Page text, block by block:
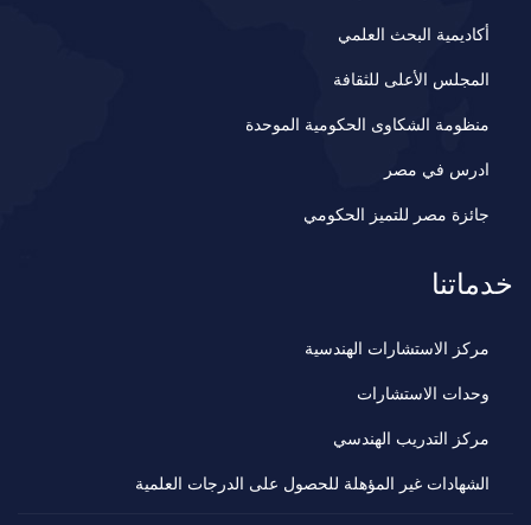
أكاديمية البحث العلمي
المجلس الأعلى للثقافة
منظومة الشكاوى الحكومية الموحدة
ادرس في مصر
جائزة مصر للتميز الحكومي
خدماتنا
مركز الاستشارات الهندسية
وحدات الاستشارات
مركز التدريب الهندسي
الشهادات غير المؤهلة للحصول على الدرجات العلمية